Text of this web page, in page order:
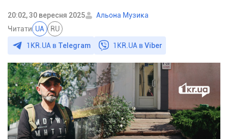
20:02, 30 вересня 2025
Альона Музика
Читати UA RU
1KR.UA в Telegram 1KR.UA вViber